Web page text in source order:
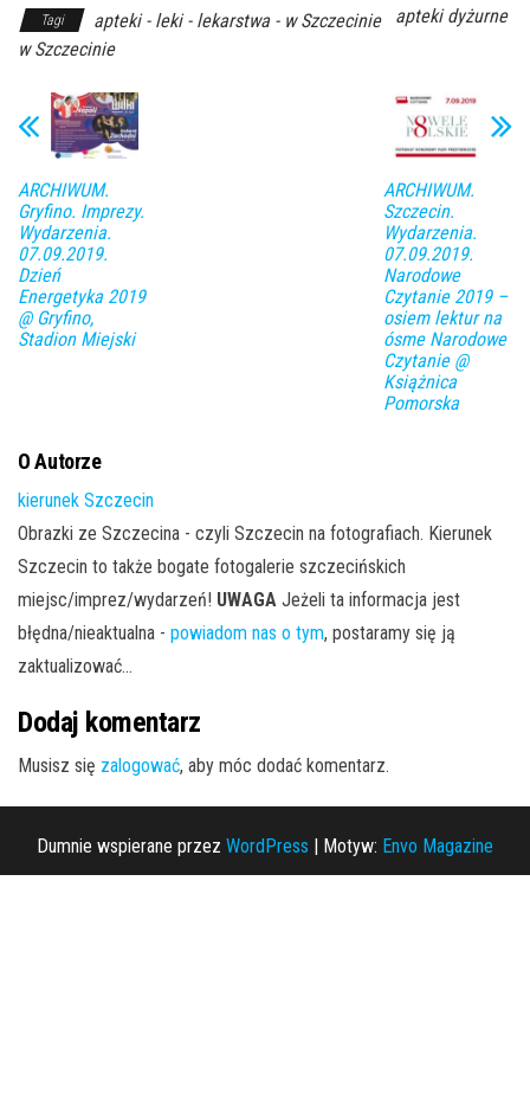
Tagi apteki - leki - lekarstwa - w Szczecinie
apteki dyżurne
w Szczecinie
ARCHIWUM.
Gryfino. Imprezy.
Wydarzenia.
07.09.2019.
Dzień
Energetyka 2019
@ Gryfino,
Stadion Miejski
ARCHIWUM.
Szczecin.
Wydarzenia.
07.09.2019.
Narodowe
Czytanie 2019 –
osiem lektur na
ósme Narodowe
Czytanie @
Książnica
Pomorska
O Autorze
kierunek Szczecin
Obrazki ze Szczecina - czyli Szczecin na fotografiach. Kierunek
Szczecin to także bogate fotogalerie szczecińskich
miejsc/imprez/wydarzeń! UWAGA Jeżeli ta informacja jest
błędna/nieaktualna - powiadom nas o tym, postaramy się ją
zaktualizować...
Dodaj komentarz
Musisz się zalogować, aby móc dodać komentarz.
Dumnie wspierane przez WordPress | Motyw: Envo Magazine